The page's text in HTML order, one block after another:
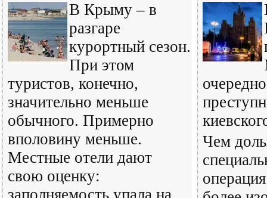
В Крыму – в
разгаре
курортный сезон.
При этом
туристов, конечно,
значительно меньше
обычного. Примерно
вполовину меньше.
Местные отели дают
свою оценку:
заполняемость упала на
Чем